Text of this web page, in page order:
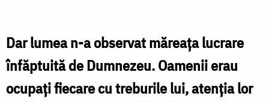
Nașterea
Domnului
-
Sf.
Dar lumea n-a observat măreaţa lucrare
înfăptuită de Dumnezeu. Oamenii erau
ocupaţi fiecare cu treburile lui, atenţia lor